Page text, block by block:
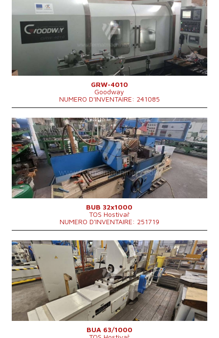
Année de production:
2018
Système de contrôle
Système de contrôle Mitsubishi
M 70
Max. diamètre a meulager
400 mm
Longueur maxi de meulage
1000 mm
Poids maxi de la piece a usiner
750 kg
Equipement pour meulage intérieureNON
GRW-4010
Goodway
NUMERO D'INVENTAIRE: 241085
Année de production:
1993
Système de contrôle
NON
Max. diamètre a meulager
320 mm
Longueur maxi de meulage
1000 mm
Poids maxi de la piece a usiner
350 kg
Equipement pour meulage intérieureOUI
Dimensions hors tout
3510x2695x1668 mm
Poids totale de la machine
5300 kg
BUB 32x1000
TOS Hostivař
NUMERO D'INVENTAIRE: 251719
Année de production:
1976
Système de contrôle
NON
Max. diamètre a meulager
630 mm
Longueur maxi de meulage
1000 mm
Poids maxi de la piece a usiner
900 kg
Equipement pour meulage intérieure
Cone de la broche
MORSE 6 .
Diametre du mandrin
315 mm
Puissance du moteur principal
22 kW
5425 x 2980 x mm
BUA 63/1000